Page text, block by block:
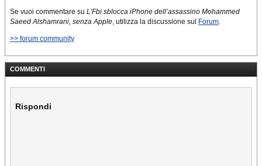
Se vuoi commentare su L’Fbi sblocca iPhone dell’assassino Mohammed
Saeed Alshamrani, senza Apple, utilizza la discussione sul Forum.
>> forum community
COMMENTI
Rispondi